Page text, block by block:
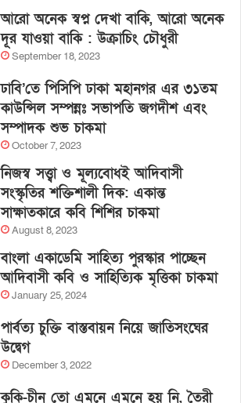
আরো অনেক স্বপ্ন দেখা বাকি, আরো অনেক
দূর যাওয়া বাকি : উক্রাচিং চৌধুরী
September 18, 2023
ঢাবি’তে পিসিপি ঢাকা মহানগর এর ৩১তম
কাউন্সিল সম্পন্নঃ সভাপতি জগদীশ এবং
সম্পাদক শুভ চাকমা
October 7, 2023
নিজস্ব সত্ত্বা ও মূল্যবোধই আদিবাসী
সংস্কৃতির শক্তিশালী দিক: একান্ত
সাক্ষাতকারে কবি শিশির চাকমা
August 8, 2023
বাংলা একাডেমি সাহিত্য পুরস্কার পাচ্ছেন
আদিবাসী কবি ও সাহিত্যিক মৃত্তিকা চাকমা
January 25, 2024
পার্বত্য চুক্তি বাস্তবায়ন নিয়ে জাতিসংঘের
উদ্বেগ
December 3, 2022
কুকি-চীন তো এমনে এমনে হয় নি, তৈরী